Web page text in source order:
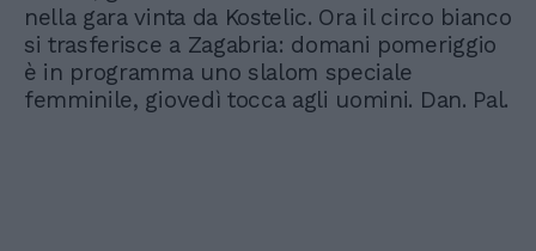
nella gara vinta da Kostelic. Ora il circo bianco
si trasferisce a Zagabria: domani pomeriggio
è in programma uno slalom speciale
femminile, giovedì tocca agli uomini. Dan. Pal.